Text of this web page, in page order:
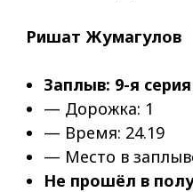
Ришат Жумагулов
Заплыв: 9-я серия
— Дорожка: 1
— Время: 24.19
— Место в
Не прошёл в